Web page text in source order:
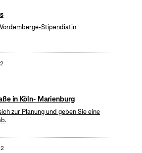
Stipendiatin
in Köln- Marienburg
zur Planung und geben Sie eine